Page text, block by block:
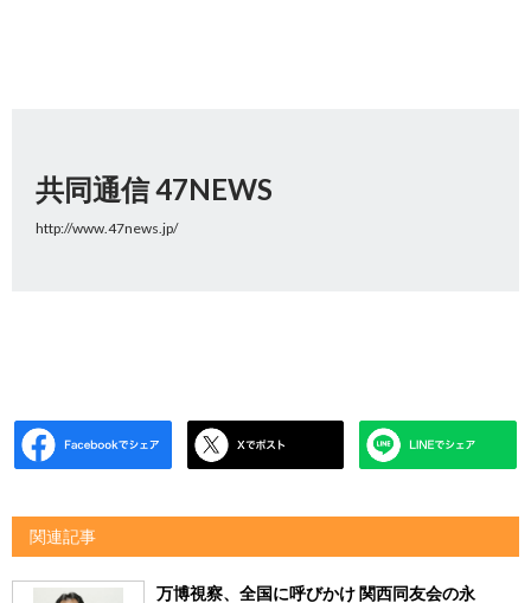
共同通信 47NEWS
http://www.47news.jp/
関連記事
万博視察、全国に呼びかけ 関西同友会の永